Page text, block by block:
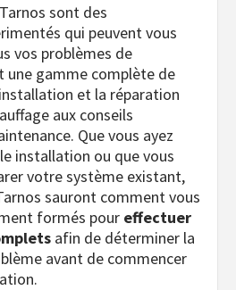
sont des
qui peuvent vous
vos problèmes de
une gamme complète de
et la réparation
aux conseils
Que vous ayez
installation ou que vous
votre système existant,
sauront comment vous
formés pour effectuer
afin de déterminer la
avant de commencer